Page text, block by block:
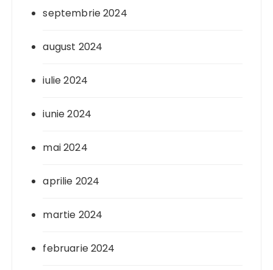
septembrie 2024
august 2024
iulie 2024
iunie 2024
mai 2024
aprilie 2024
martie 2024
februarie 2024